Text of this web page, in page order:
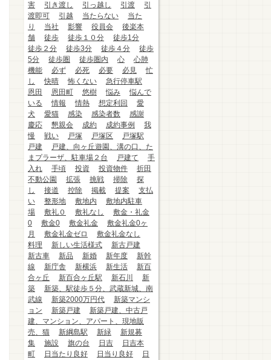
害
引き渡し 引っ越し 引渡
引
渡即可
引越 当たらない
当た
り
当社 影響 役員会
後楽本
舗
徒歩 徒歩１０分
徒歩1分
徒歩２分
徒歩3分 徒歩４分
徒歩
5分
徒歩圏 徒歩圏内 心
心肺
機能
必ず 必死 必要 必見
忙
し
快晴 怖くない
急行停車駅
恩田
恩田町 悠樹 悩み
悩んで
いる
情報 情熱 想定利回
愛
犬
愛猫 感染 感染者数
感謝
慶応
懇親会 成約 成約事例
我
慢
戦い 戸塚 戸塚区
戸塚駅
戸建
戸建、向ヶ丘遊園、溝の口、た
まプラーザ、駐車場２台
戸建て
手
入れ
手頃 投資 投資物件
折田
不動公園
拡張 挑戦 掃除
探
し
接道 控除 掲載 提案
支払
い
整形地 敷地内
敷地内駐車
場
敷礼０ 敷礼なし
敷金・礼金
0
敷金0 敷金礼金
敷金礼金0ヶ
月
敷金礼金ゼロ
敷金礼金なし
料理
新しい生活様式
新古戸建
新古車
新品 新婚 新年度
新幹
線
新庁舎 新横浜 新生活
新百
合ヶ丘
新百合ヶ丘駅 新石川
新
築
新築、駅徒歩５分、武蔵新城、南
武線
新築2000万円代
新築マンシ
ョン
新築戸建
新築戸建、中古戸
建、マンション、アパート、現地販
売、猫
新綱島駅 新緑
新規募
集
施設 旗の台 日吉
日吉本
町
日当たり良好 日当り良好
日